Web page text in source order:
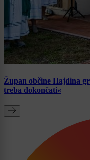
Župan občine Hajdina
treba dokončati«